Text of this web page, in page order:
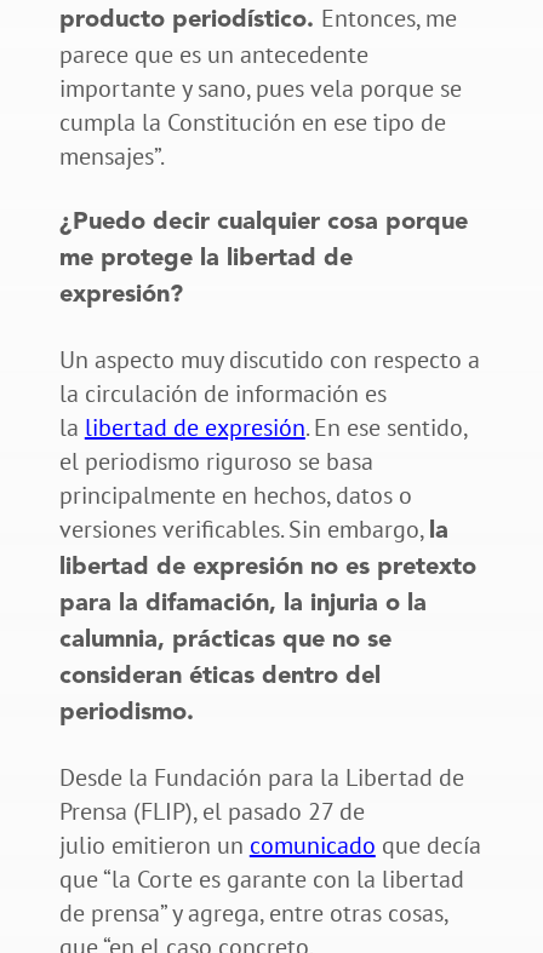
producto periodístico. Entonces, me
parece que es un antecedente
importante y sano, pues vela porque se
cumpla la Constitución en ese tipo de
mensajes”.
¿Puedo decir cualquier cosa porque
me protege la libertad de
expresión?
Un aspecto muy discutido con respecto a
la circulación de información es
la libertad de expresión. En ese sentido,
el periodismo riguroso se basa
principalmente en hechos, datos o
versiones verificables. Sin embargo, la
libertad de expresión no es pretexto
para la difamación, la injuria o la
calumnia, prácticas que no se
consideran éticas dentro del
periodismo.
Desde la Fundación para la Libertad de
Prensa (FLIP), el pasado 27 de
julio emitieron un comunicado que decía
que “la Corte es garante con la libertad
de prensa” y agrega, entre otras cosas,
que “en el caso concreto,